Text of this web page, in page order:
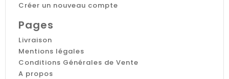
Créer un nouveau compte
Pages
Livraison
Mentions légales
Conditions Générales de Vente
A propos